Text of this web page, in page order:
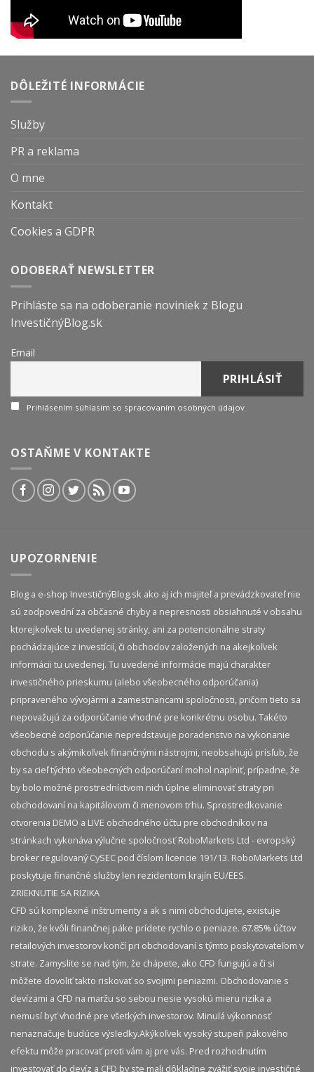
DÔLEŽITÉ INFORMÁCIE
Služby
PR a reklama
O mne
Kontakt
Cookies a GDPR
ODOBERAŤ NEWSLETTER
Prihláste sa na odoberanie noviniek z Blogu
InvestičnýBlog.sk
Email
Prihlásením súhlasím so spracovaním osobných údajov
OSTAŇME V KONTAKTE
UPOZORNENIE
Blog a e-shop InvestičnýBlog.sk ako aj ich majiteľ a prevádzkovateľ nie
sú zodpovední za občasné chyby a nepresnosti obsiahnuté v obsahu
ktorejkoľvek tu uvedenej stránky, ani za potencionálne straty
pochádzajúce z investícií, či obchodov založených na akejkoľvek
informácii tu uvedenej. Tu uvedené informácie majú charakter
investičného prieskumu (alebo všeobecného odporúčania)
pripraveného vývojármi a zamestnancami spoločnosti, pričom tieto sa
nepovažujú za odporúčanie vhodné pre konkrétnu osobu. Takéto
všeobecné odporúčanie nepredstavuje poradenstvo na vykonanie
obchodu s akýmikoľvek finančnými nástrojmi, neobsahujú prísľub, že
by sa cieľ týchto všeobecných odporúčaní mohol naplniť, prípadne, že
by bolo možné prostredníctvom nich úplne eliminovať straty pri
obchodovaní na kapitálovom či menovom trhu. Sprostredkovanie
otvorenia DEMO a LIVE obchodného účtu pre obchodníkov na
stránkach vykonáva výlučne spoločnosť RoboMarkets Ltd - evropský
broker regulovaný CySEC pod číslom licencie 191/13. RoboMarkets Ltd
poskytuje finančné služby len rezidentom krajín EU/EES.
ZRIEKNUTIE SA RIZIKA
CFD sú komplexné inštrumenty a ak s nimi obchodujete, existuje
riziko, že kvôli finančnej páke prídete rychlo o peniaze. 67.85% účtov
retailových investorov končí pri obchodovaní s týmto poskytovateľom v
strate. Zamyslite se nad tým, že chápete, ako CFD fungujú a či si
môžete dovoliť takto riskovať so svojimi peniazmi. Obchodovanie s
devízami a CFD na maržu so sebou nesie vysokú mieru rizika a
nemusí byť vhodné pre všetkých investorov. Minulá výkonnosť
nenaznačuje budúce výsledky.​ Akýkoľvek vysoký stupeň pákového
efektu môže pracovať proti vám aj pre vás. Pred rozhodnutím
investovať do devíz a CFD by ste mali dôkladne zvážiť svoje investičné